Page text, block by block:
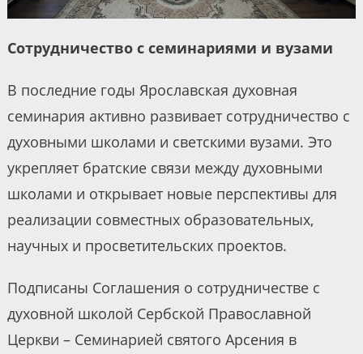
Сотрудничество с семинариями и вузами
В последние годы Ярославская духовная
семинария активно развивает сотрудничество с
духовными школами и светскими вузами. Это
укрепляет братские связи между духовными
школами и открывает новые перспективы для
реализации совместных образовательных,
научных и просветительских проектов.
Подписаны Соглашения о сотрудничестве с
духовной школой Сербской Православной
Церкви – Семинарией святого Арсения в